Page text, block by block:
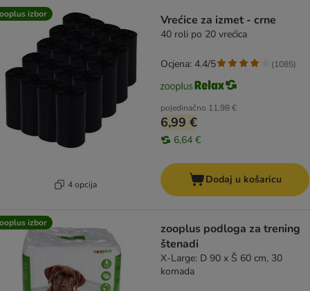
artikli proizvoda su promijenjeni
izbor
4 opcija
Vrećice za izmet - crne
40 roli po 20 vrećica
pojedinačno 11,98 €
6,99 €
6,64 €
Ocjena: 4.4/5 (1085)
Dodaj u košaricu
izbor
zooplus podloga za trening
štenadi
X-Large: D 90 x Š 60 cm, 30
komada